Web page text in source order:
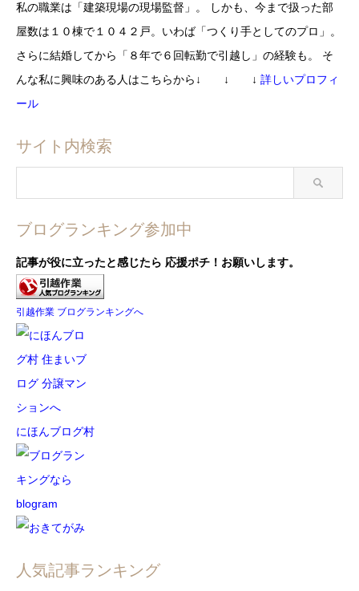
私の職業は「建築現場の現場監督」。
しかも、今まで扱った部
屋数は １０棟で１０４２戸。 いわば「つくり手としてのプロ」。
さらに結婚してから
「８年で６回転勤で引越し」の経験も。
そ
んな私に興味のある人はこちらから ↓ ↓ ↓ 詳しいプロフィ
ール
サイト内検索
ブログランキング参加中
記事が役に立ったと感じたら 応援ポチ！お願いします。
引越作業 ブログランキングへ
にほんブログ村
人気記事ランキング